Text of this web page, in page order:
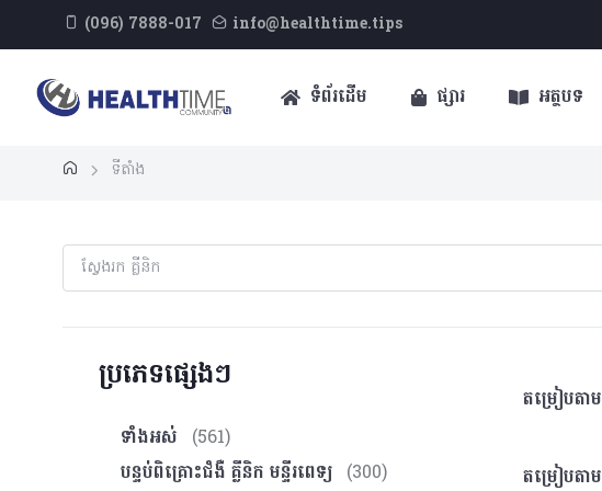
(096) 7888-017 info@healthtime.tips
ទំព័រដើម ផ្សារ អត្ថបទ
ទីតាំង
ប្រភេទផ្សេងៗ
ទាំងអស់
(561)
បន្ទប់ពិគ្រោះ​ជំងឺ គ្លីនិក មន្ទីរពេទ្យ (300)
តម្រៀបតាម
តម្រៀបតាម